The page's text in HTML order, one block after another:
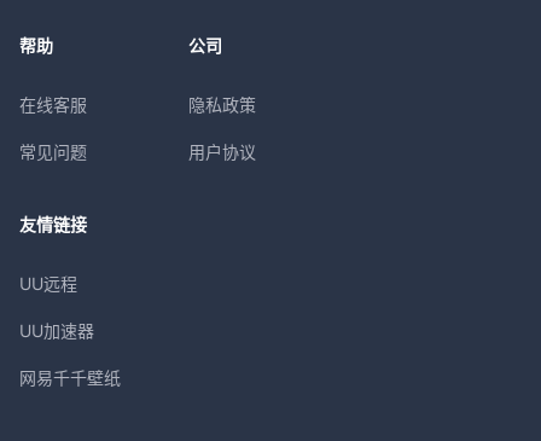
帮助
在线客服
常见问题
公司
隐私政策
用户协议
友情链接
UU远程
UU加速器
网易千千壁纸